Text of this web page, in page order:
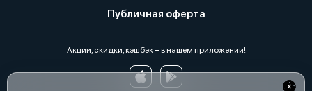
Публичная оферта
Акции, скидки, кэшбэк − в нашем приложении!